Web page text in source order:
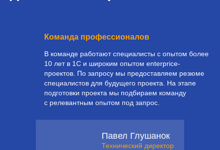
Команда профессионалов
В команде работают специалисты с опытом более
10 лет в 1С и широким опытом enterprice-
проектов. По запросу мы предоставляем резюме
специалистов для будущего проекта. На этапе
подготовки проекта мы подбираем команду
с релевантным опытом под запрос.
Павел Глушанок
Технический директор